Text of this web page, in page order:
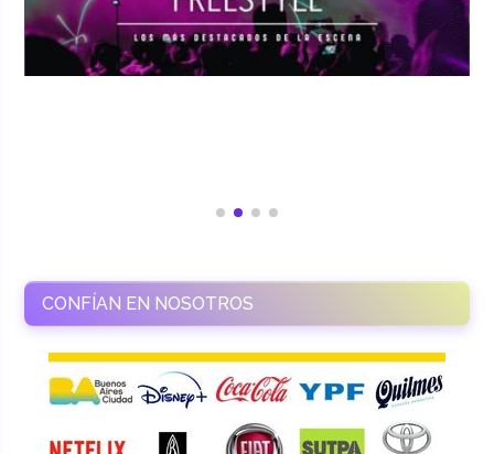
RAMASSO PRODUCTORA